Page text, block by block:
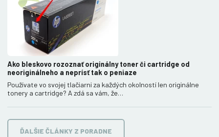
Ako bleskovo rozoznať originálny toner či cartridge od
neoriginálneho a neprísť tak o peniaze
Používate vo svojej tlačiarni za každých okolností len originálne
tonery a cartridge? A zdá sa vám, že…
ĎALŠIE ČLÁNKY Z PORADNE